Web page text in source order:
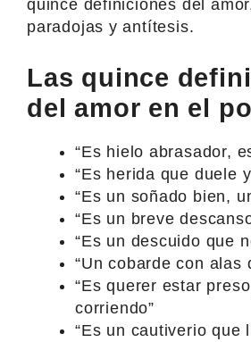
quince definiciones del
paradojas y antítesis.
Las quince
del amor en el
“Es hielo abrasador,
“Es herida que duele
“Es un soñado bien,
“Es un breve
“Es un descuido que
“Un cobarde con alas
“Es querer estar
corriendo”
“Es un cautiverio que